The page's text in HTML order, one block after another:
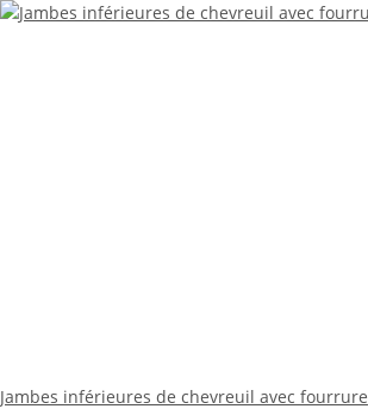
Jambes inférieures de chevreuil avec fourrure